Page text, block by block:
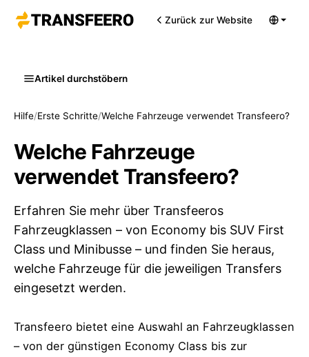
Zurück zur Website
Artikel durchstöbern
Hilfe/Erste Schritte/Welche Fahrzeuge verwendet Transfeero?
Welche Fahrzeuge
verwendet Transfeero?
Erfahren Sie mehr über Transfeeros
Fahrzeugklassen – von Economy bis SUV First
Class und Minibusse – und finden Sie heraus,
welche Fahrzeuge für die jeweiligen Transfers
eingesetzt werden.
Transfeero bietet eine Auswahl an Fahrzeugklassen
– von der günstigen Economy Class bis zur